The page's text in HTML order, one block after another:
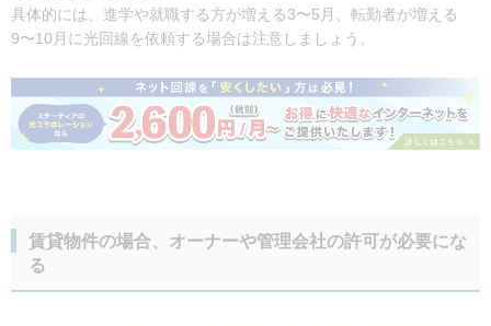
具体的には、進学や就職する方が増える3〜5月、転勤者が増える
9〜10月に光回線を依頼する場合は注意しましょう。
賃貸物件の場合、オーナーや管理会社の許可が必要にな
る